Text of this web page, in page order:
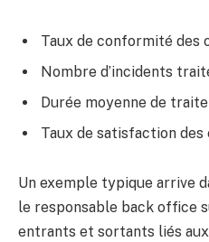
Taux de conformité des
Nombre d’incidents
Durée moyenne de
Taux de satisfaction
Un exemple typique arrive
le responsable back office
entrants et sortants liés